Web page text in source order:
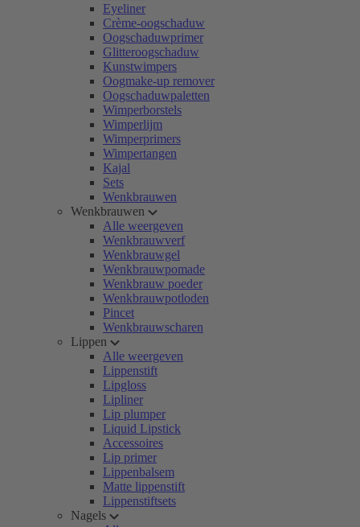
Eyeliner
Crème-oogschaduw
Oogschaduwprimer
Glitteroogschaduw
Kunstwimpers
Oogmake-up remover
Oogschaduwpaletten
Wimperborstels
Wimperlijm
Wimperprimers
Wimpertangen
Kajal
Sets
Wenkbrauwen
Wenkbrauwen
Alle weergeven
Wenkbrauwverf
Wenkbrauwgel
Wenkbrauwpomade
Wenkbrauw poeder
Wenkbrauwpotloden
Pincet
Wenkbrauwscharen
Lippen
Alle weergeven
Lippenstift
Lipgloss
Lipliner
Lip plumper
Liquid Lipstick
Accessoires
Lip primer
Lippenbalsem
Matte lippenstift
Lippenstiftsets
Nagels